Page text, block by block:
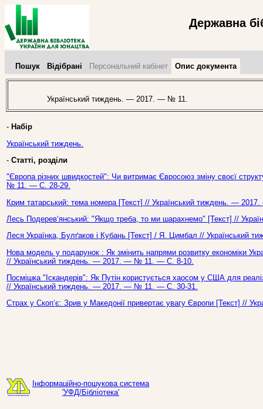
Державна
Пошук Відібрані Персональний кабінет Опис документа
Український тиждень. — 2017. — № 11.
- Набір
Український тиждень.
- Статті, розділи
"Європа різних швидкостей": Чи витримає Євросоюз зміну своєї
№ 11. — С. 28-29.
Крим татарський: тема номера [Текст] // Український тиждень. —
Лесь Подерев‘янський: "Якщо треба, то ми шарахнемо" [Текст] //
Леся Українка, Булґаков і Кубань [Текст] / Я. Цимбал //
Нова модель у подарунок : Як змінить напрями розвитку економіки
// Український тиждень. — 2017. — № 11. — С. 8-10.
Посмішка "Іскандерів": Як Путін користується хаосом у США для
// Український тиждень. — 2017. — № 11. — С. 30-31.
Страх у Скоп‘є: Зрив у Македонії привертає увагу Європи [Текст]
Інформаційно-пошукова система
'УФД/Бібліотека'